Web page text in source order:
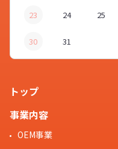
23 24 25
30 31
トップ
事業内容
OEM事業